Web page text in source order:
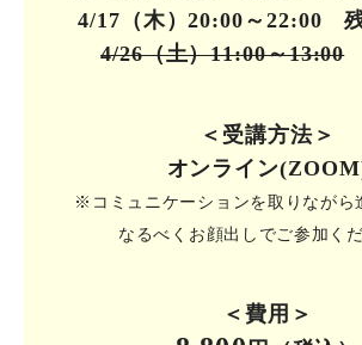
4/17（木）20:00 ～ 22:00
4/26（土）11:00～13:00
＜受講方法＞
オンライン
※コミュニケーションを取りながら
なるべくお顔出しでご参加くだ
＜費用＞